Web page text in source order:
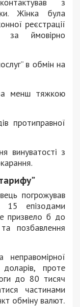
з
Жінка була
реєстрації
за ймовірно
в обмін на
за менш тяжкою
протиправної
винуватості з
погрожував
15 епізодами
призвело б до
позбавлення
проте
до 80 тисяч
частинами
обміну валют.